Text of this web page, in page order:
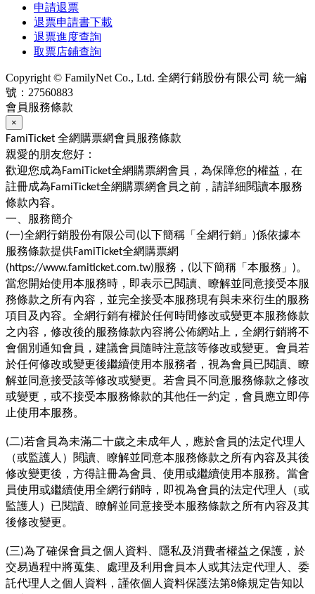
申請退票
退票申請書下載
退票進度查詢
取票店鋪查詢
Copyright © FamilyNet Co., Ltd. 全網行銷股份有限公司 統一編
號：27560883
會員服務條款
×
FamiTicket 全網購票網會員服務條款
親愛的朋友您好：
歡迎您成為FamiTicket全網購票網會員，為保障您的權益，在
註冊成為FamiTicket全網購票網會員之前，請詳細閱讀本服務
條款內容。
一、服務簡介
(一)全網行銷股份有限公司(以下簡稱「全網行銷」 )係依據本
服務條款提供FamiTicket全網購票網
(https://www.famiticket.com.tw)服務， (以下簡稱「本服務」 )。
當您開始使用本服務時，即表示已閱讀、瞭解並同意接受本服
務條款之所有內容，並完全接受本服務現有與未來衍生的服務
項目及內容。全網行銷有權於任何時間修改或變更本服務條款
之內容，修改後的服務條款內容將公佈網站上，全網行銷將不
會個別通知會員，建議會員隨時注意該等修改或變更。會員若
於任何修改或變更後繼續使用本服務者，視為會員已閱讀、瞭
解並同意接受該等修改或變更。若會員不同意服務條款之修改
或變更，或不接受本服務條款的其他任一約定，會員應立即停
止使用本服務。
(二)若會員為未滿二十歲之未成年人，應於會員的法定代理人
（或監護人）閱讀、瞭解並同意本服務條款之所有內容及其後
修改變更後，方得註冊為會員、使用或繼續使用本服務。當會
員使用或繼續使用全網行銷時，即視為會員的法定代理人（或
監護人）已閱讀、瞭解並同意接受本服務條款之所有內容及其
後修改變更。
(三)為了確保會員之個人資料、隱私及消費者權益之保護，於
交易過程中將蒐集、處理及利用會員本人或其法定代理人、委
託代理人之個人資料，謹依個人資料保護法第8條規定告知以